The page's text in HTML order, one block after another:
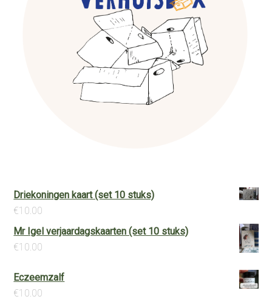
Driekoningen kaart (set 10 stuks)
€10.00
Mr Igel verjaardagskaarten (set 10 stuks)
€10.00
Eczeemzalf
€10.00